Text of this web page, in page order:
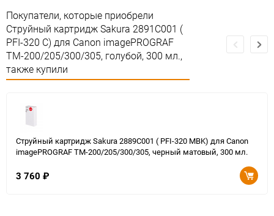
Покупатели, которые приобрели
Струйный картридж Sakura 2891C001 (
PFI-320 C) для Canon imagePROGRAF
TM-200/205/300/305, голубой, 300 мл.,
также купили
Струйный картридж Sakura 2889C001 ( PFI-320 MBK) для Canon
imagePROGRAF TM-200/205/300/305, черный матовый, 300 мл.
3 760 ₽